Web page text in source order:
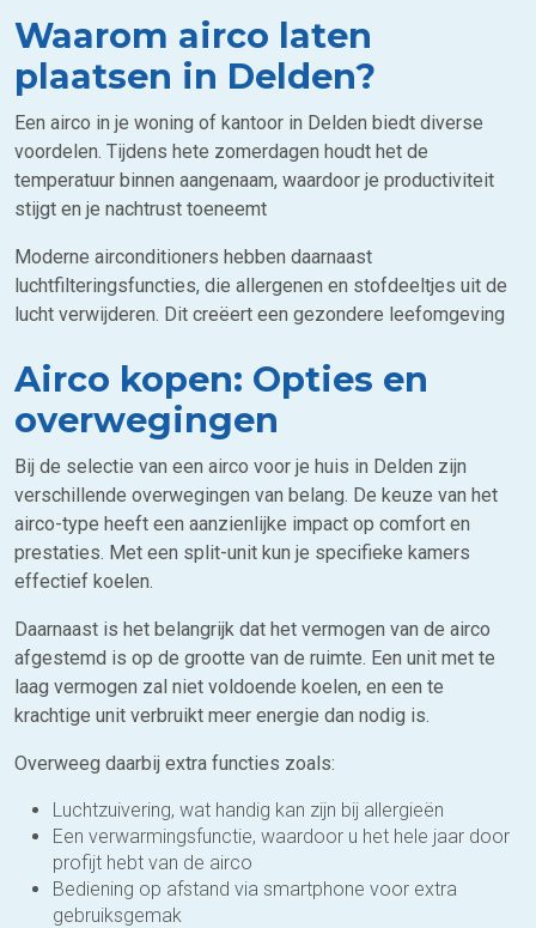
Waarom airco laten
plaatsen in Delden?
Een airco in je woning of kantoor in Delden biedt diverse
voordelen. Tijdens hete zomerdagen houdt het de
temperatuur binnen aangenaam, waardoor je productiviteit
stijgt en je nachtrust toeneemt
Moderne airconditioners hebben daarnaast
luchtfilteringsfuncties, die allergenen en stofdeeltjes uit de
lucht verwijderen. Dit creëert een gezondere leefomgeving
Airco kopen: Opties en
overwegingen
Bij de selectie van een airco voor je huis in Delden zijn
verschillende overwegingen van belang. De keuze van het
airco-type heeft een aanzienlijke impact op comfort en
prestaties. Met een split-unit kun je specifieke kamers
effectief koelen.
Daarnaast is het belangrijk dat het vermogen van de airco
afgestemd is op de grootte van de ruimte. Een unit met te
laag vermogen zal niet voldoende koelen, en een te
krachtige unit verbruikt meer energie dan nodig is.
Overweeg daarbij extra functies zoals:
Luchtzuivering, wat handig kan zijn bij allergieën
Een verwarmingsfunctie, waardoor u het hele jaar door
profijt hebt van de airco
Bediening op afstand via smartphone voor extra
gebruiksgemak